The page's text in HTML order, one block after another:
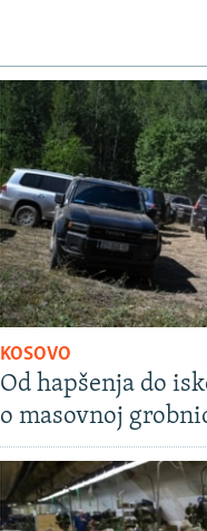
KOSOVO
Od hapšenja do
o masovnoj